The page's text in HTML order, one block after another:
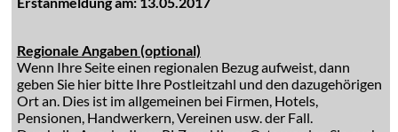
Regionale Angaben (optional)
Wenn Ihre Seite einen regionalen Bezug aufweist, dann
geben Sie hier bitte Ihre Postleitzahl und den dazugehörigen
Ort an. Dies ist im allgemeinen bei Firmen, Hotels,
Pensionen, Handwerkern, Vereinen usw. der Fall.